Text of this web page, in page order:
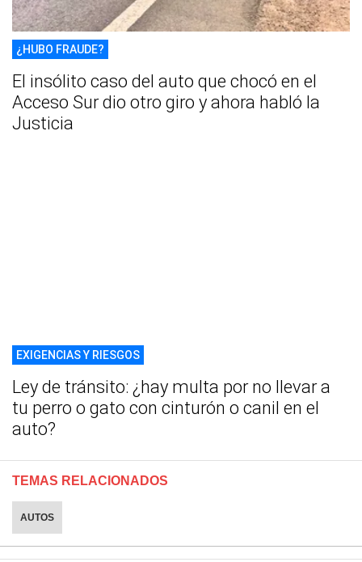
¿HUBO FRAUDE?
El insólito caso del auto que chocó en el
Acceso Sur dio otro giro y ahora habló la
Justicia
EXIGENCIAS Y RIESGOS
Ley de tránsito: ¿hay multa por no llevar a
tu perro o gato con cinturón o canil en el
auto?
TEMAS RELACIONADOS
AUTOS